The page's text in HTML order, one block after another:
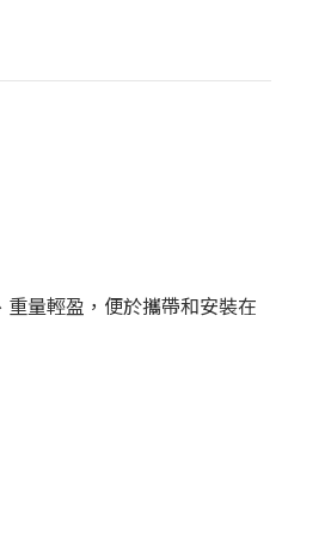
量輕盈，便於攜帶和安裝在